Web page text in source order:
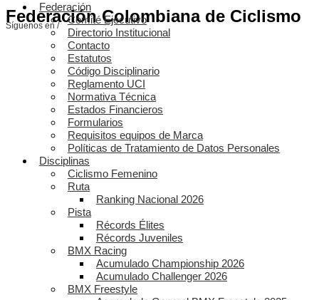
Federación Colombiana de Ciclismo
Síguenos en /
Federación
Comité Ejecutivo
Directorio Institucional
Contacto
Estatutos
Código Disciplinario
Reglamento UCI
Normativa Técnica
Estados Financieros
Formularios
Requisitos equipos de Marca
Políticas de Tratamiento de Datos Personales
Disciplinas
Ciclismo Femenino
Ruta
Ranking Nacional 2026
Pista
Récords Élites
Récords Juveniles
BMX Racing
Acumulado Championship 2026
Acumulado Challenger 2026
BMX Freestyle